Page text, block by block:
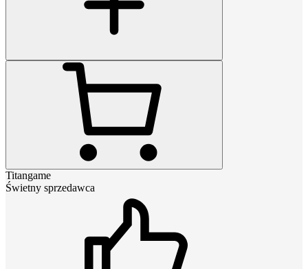
Titangame
Świetny sprzedawca